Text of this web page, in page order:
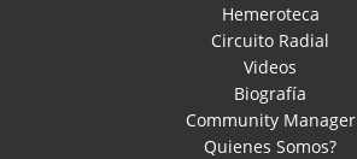
Hemeroteca
Circuito Radial
Videos
Biografía
Community Manager
Quienes Somos?